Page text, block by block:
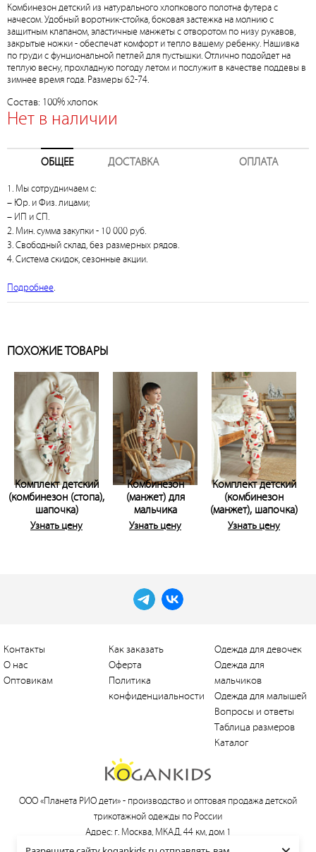
Комбинезон детский из натурального хлопкового полотна футера с
начесом. Удобный воротник-стойка, боковая застежка на молнию с
защитным клапаном, эластичные манжеты с отворотом по низу рукавов,
закрытые ножки - обеспечат комфорт и тепло вашему ребенку. Нашивка
по груди с фунциональной петлей для пустышки. Отлично подойдет на
теплую весну, прохладную погоду летом и послужит в качестве поддевы в
зимнее время года. Размеры 62-74.
Состав: 100% хлопок
Нет в наличии
ОБЩЕЕ ДОСТАВКА ОПЛАТА
1. Мы сотрудничаем с:
– Юр. и Физ. лицами;
– ИП и СП.
2. Мин. сумма закупки - 10 000 руб.
3. Свободный склад, без размерных рядов.
4. Система скидок, сезонные акции.
Подробнее.
ПОХОЖИЕ ТОВАРЫ
Комплект детский
(комбинезон (стопа),
шапочка)
Узнать цену
Комбинезон
(манжет) для
мальчика
Узнать цену
Комплект детский
(комбинезон
(манжет), шапочка)
Узнать цену
Контакты
О нас
Оптовикам
Как заказать
Оферта
Политика
конфиденциальности
Одежда для девочек
Одежда для
мальчиков
Одежда для малышей
Вопросы и ответы
Таблица размеров
Каталог
ООО «Планета РИО дети» - производство и оптовая продажа детской
трикотажной одежды по России
Адрес: г. Москва, МКАД, 44 км, дом 1
Тел.:+7 (495) 660-21-30, e-mail:love@kogankids.ru